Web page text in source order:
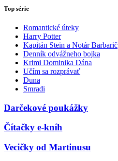
Top série
Romantické úteky
Harry Potter
Kapitán Stein a Notár Barbarič
Denník odvážneho bojka
Krimi Dominika Dána
Učím sa rozprávať
Duna
Smradi
Darčekové poukážky
Čítačky e-kníh
Vecičky od Martinusu